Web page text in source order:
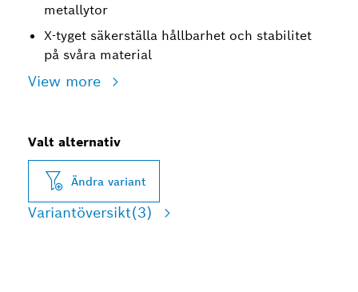
metallytor
X-tyget säkerställa hållbarhet och stabilitet
på svåra material
View more
Valt alternativ
Ändra variant
Variantöversikt(3)